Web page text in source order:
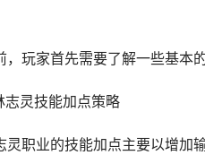
，玩家首先需要了解一些基本
志灵技能加点策略
灵职业的技能加点主要以增加